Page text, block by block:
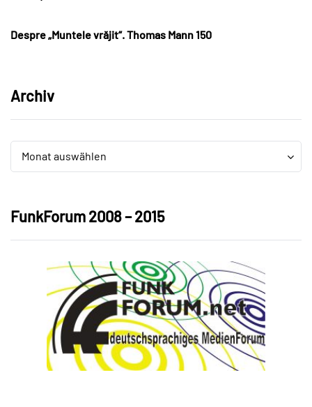
Despre „Muntele vrăjit“. Thomas Mann 150
Archiv
Archiv
Monat auswählen
Archiv
FunkForum 2008 – 2015